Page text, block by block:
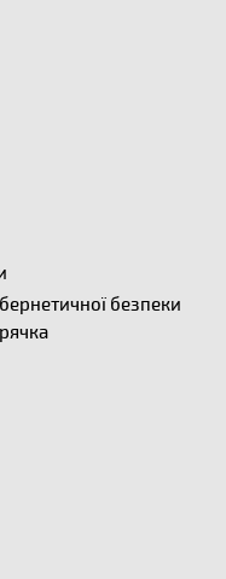
безпеки